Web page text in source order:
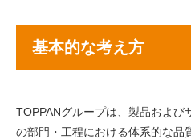
基本的な考え方
TOPPANグループは、製品および
の部門・工程における体系的な品